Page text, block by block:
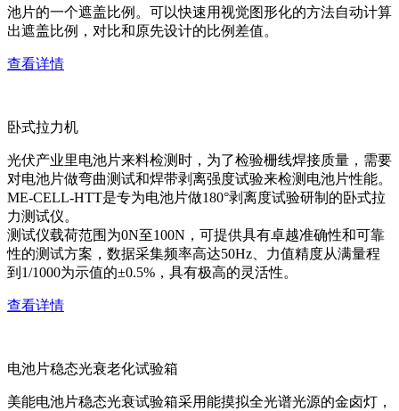
池片的一个遮盖比例。可以快速用视觉图形化的方法自动计算
出遮盖比例，对比和原先设计的比例差值。
查看详情
卧式拉力机
光伏产业里电池片来料检测时，为了检验栅线焊接质量，需要
对电池片做弯曲测试和焊带剥离强度试验来检测电池片性能。
ME-CELL-HTT是专为电池片做180°剥离度试验研制的卧式拉
力测试仪。
测试仪载荷范围为0N至100N，可提供具有卓越准确性和可靠
性的测试方案，数据采集频率高达50Hz、力值精度从满量程
到1/1000为示值的±0.5%，具有极高的灵活性。
查看详情
电池片稳态光衰老化试验箱
美能电池片稳态光衰试验箱采用能摸拟全光谱光源的金卤灯，